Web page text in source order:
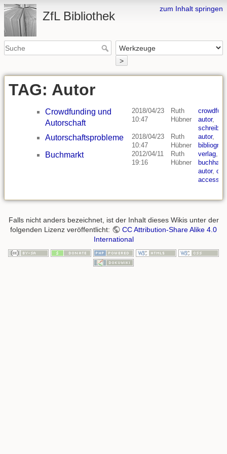
zum Inhalt springen
ZfL Bibliothek
>
TAG: Autor
Crowdfunding und
Autorschaft
2018/04/23
10:47
Ruth
Hübner
autor,
Autorschaftsprobleme
2018/04/23
10:47
Ruth
Hübner
autor,
Buchmarkt
2012/04/11
19:16
Ruth
Hübner
verlag,
autor,
access
Falls nicht anders bezeichnet, ist der Inhalt dieses Wikis unter der
folgenden Lizenz veröffentlicht:
CC Attribution-Share Alike 4.0
International